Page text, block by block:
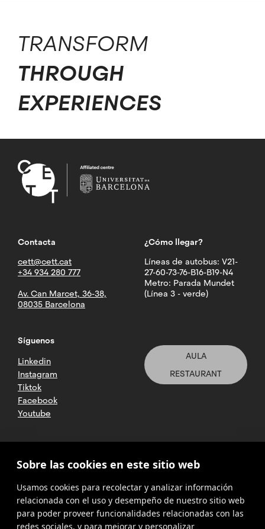
TRANSFORM
THROUGH
EXPERIENCES
Contacta
cett@cett.cat
+34 934 280 777
Av. Can Marcet, 36-38,
08035 Barcelona
¿Cómo llegar?
Líneas de autobus: V21-
27-60-73-76-B16-B19-N4
Metro: Parada Mundet
(Línea 3 - verde)
Síguenos
Linkedin
Instagram
Tiktok
Facebook
Youtube
AULA
RESTAURANT
2025 CETT. Todos los derechos
reservados
Aviso legal
Política de
privacidad
Sobre las cookies en este sitio web
Usamos cookies para recolectar y analizar información
relacionada con el uso y desempeño de nuestro sitio web
para poder proveer funcionalidades relacionadas con las
redes sociales, y para mejorar y personalizar